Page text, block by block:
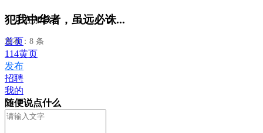
犯我中华者，虽远必诛...
发布：8 条
正在加载...
首页
114黄页
发布
招聘
我的
随便说点什么